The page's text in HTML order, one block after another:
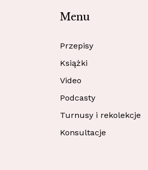
Menu
Przepisy
Książki
Video
Podcasty
Turnusy i rekolekcje
Konsultacje